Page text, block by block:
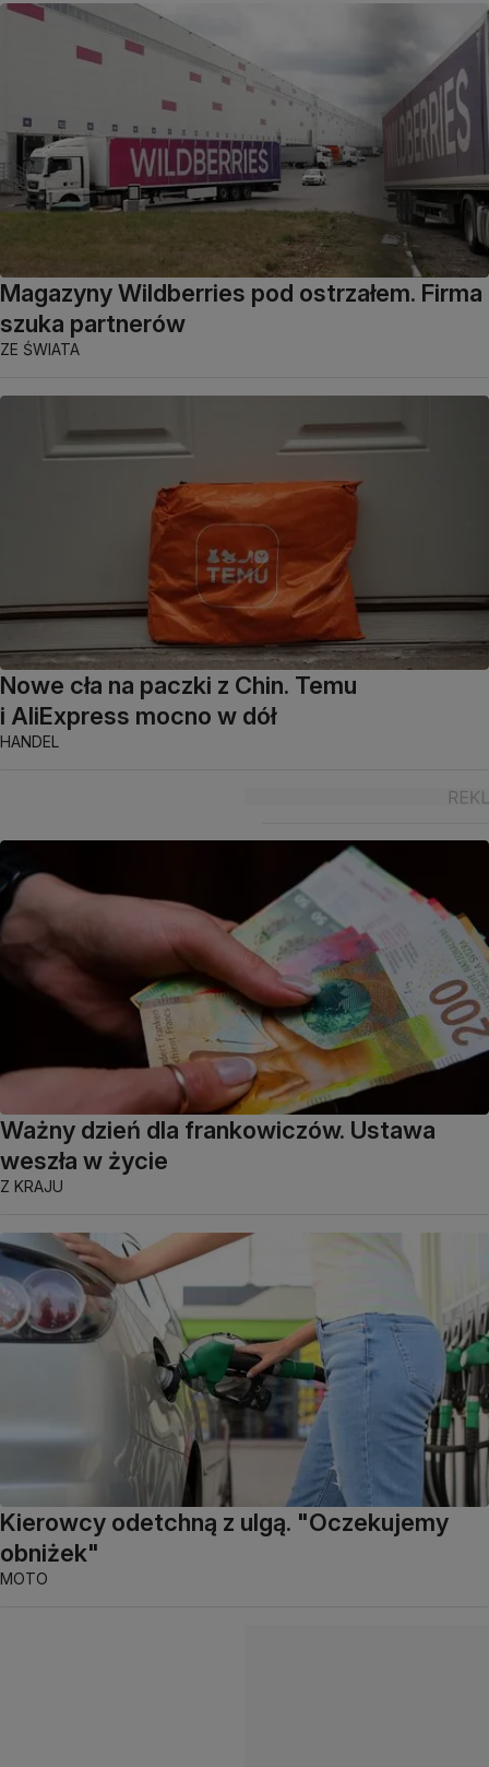
Magazyny Wildberries pod ostrzałem. Firma
szuka partnerów
ZE ŚWIATA
Nowe cła na paczki z Chin. Temu
i AliExpress mocno w dół
HANDEL
Ważny dzień dla frankowiczów. Ustawa
weszła w życie
Z KRAJU
Kierowcy odetchną z ulgą. "Oczekujemy
obniżek"
MOTO